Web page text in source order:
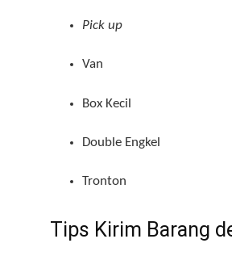
Pick up
Van
Box Kecil
Double Engkel
Tronton
Tips Kirim Barang